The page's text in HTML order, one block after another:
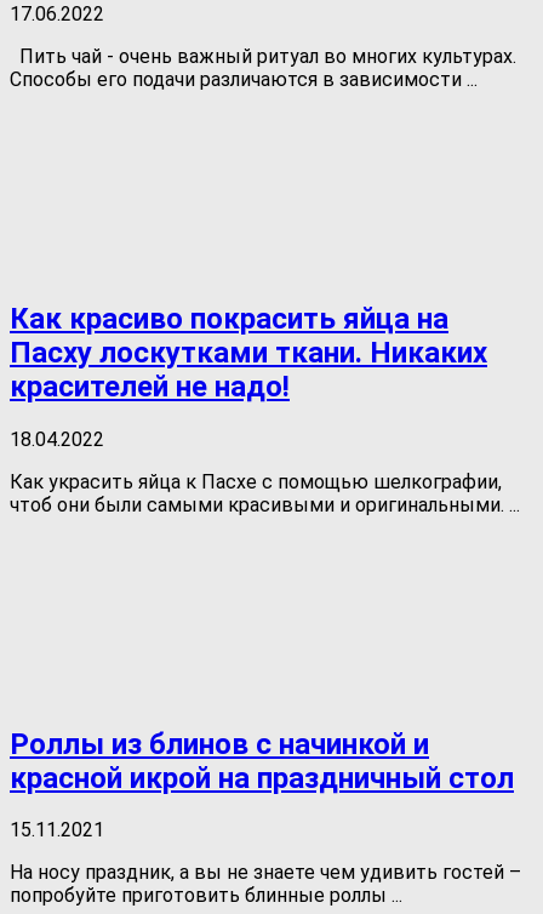
17.06.2022
Пить чай - очень важный ритуал во многих культурах.
Способы его подачи различаются в зависимости ...
Как красиво покрасить яйца на
Пасху лоскутками ткани. Никаких
красителей не надо!
18.04.2022
Как украсить яйца к Пасхе с помощью шелкографии,
чтоб они были самыми красивыми и оригинальными. ...
Роллы из блинов с начинкой и
красной икрой на праздничный стол
15.11.2021
На носу праздник, а вы не знаете чем удивить гостей –
попробуйте приготовить блинные роллы ...